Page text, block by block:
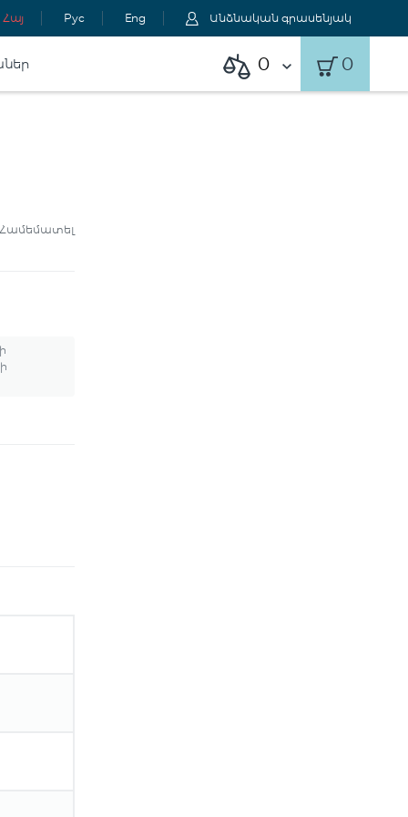
Հայ Рус Eng Անձնական գրասենյակ
0 0
Համեմատել